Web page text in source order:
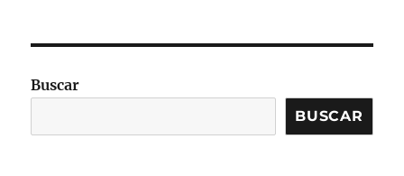
Buscar
BUSCAR